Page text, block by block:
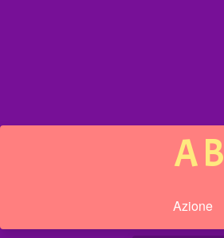
AB
Azione